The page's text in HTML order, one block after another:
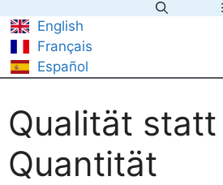
Inhalt
springen
English
Français
Español
Qualität statt
Quantität